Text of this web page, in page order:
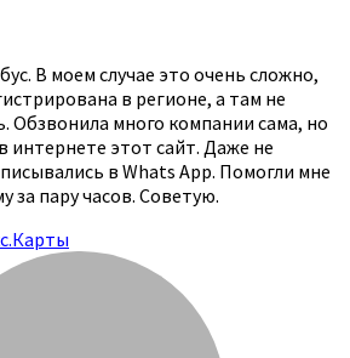
В моем случае это очень сложно,
в регионе, а там не
Обзвонила много компании сама, но
интернете этот сайт. Даже не
в Whats App. Помогли мне
пару часов. Советую.